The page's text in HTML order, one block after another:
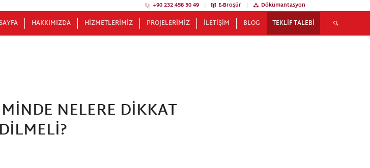
+90 232 458 50 49 | E-Broşür | Dökümantasyon
HAKKIMIZDA HIZMETLERIMIZ PROJELERIMIZ İLETIŞIM BLOG TEKLIF TALEBI
NELERE DIKKAT